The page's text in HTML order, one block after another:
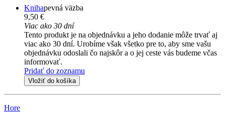
Knihapevná väzba
9,50 €
Viac ako 30 dní
Tento produkt je na objednávku a jeho dodanie môže trvať aj
viac ako 30 dní. Urobíme však všetko pre to, aby sme vašu
objednávku odoslali čo najskôr a o jej ceste vás budeme včas
informovať.
Pridať do zoznamu
Vložiť do košíka
Hore